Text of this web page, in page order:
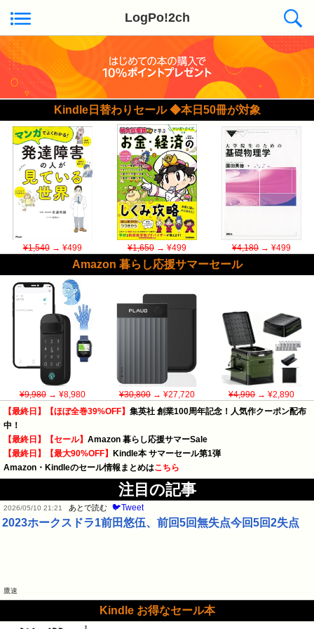
LogPo!2ch
Kindle日替わりセール ◆本日50冊が対象
¥1,540→ ¥499 ¥1,650→ ¥499 ¥4,180→ ¥499
Amazon 暮らし応援サマーセール
¥9,980→ ¥8,980 ¥30,800→ ¥27,720 ¥4,990→ ¥2,890
【最終日】【ほぼ全巻39%OFF】 集英社 創業100周年記念！人気作クーポン配布
中！
【最終日】【セール】 Amazon 暮らし応援サマーSale
【最終日】【最大90%OFF】 Kindle本 サマーセール第1弾
Amazon・Kindleのセール情報まとめはこちら
注目の記事
2026/05/10 21:21 あとで読む 🐦Tweet
2023ホークスドラ1前田悠伍、前回5回無失点今回5回2失点
鷹速
Kindle お得なセール本